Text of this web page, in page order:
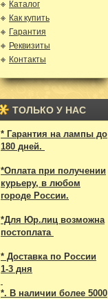
Каталог
Как купить
Гарантия
Реквизиты
Контакты
ТОЛЬКО У НАС
* Гарантия на лампы до
180 дней.
*Оплата при получении
курьеру, в любом
городе России.
*Для Юр.лиц возможна
постоплата
* Доставка по России
1-3 дня
*. В наличии более 5000